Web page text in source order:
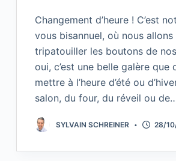
Changement d’heure ! C’est
vous bisannuel, où nous
tripatouiller les boutons de
oui, c’est une belle galère que
mettre à l’heure d’été ou
salon, du four, du réveil ou
SYLVAIN SCHREINER 28/